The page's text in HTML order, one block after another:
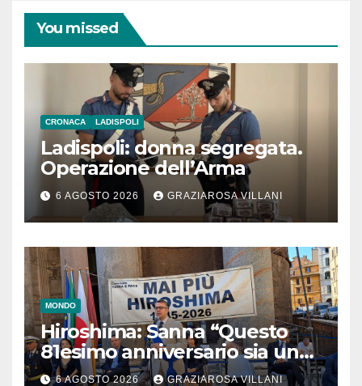
You missed
CRONACA LADISPOLI
Ladispoli: donna segregata.
Operazione dell’Arma
6 AGOSTO 2026 GRAZIAROSA VILLANI
MONDO
Hiroshima: Sanna “Questo
81esimo anniversario sia un
monito per tutti”
6 AGOSTO 2026 GRAZIAROSA VILLANI